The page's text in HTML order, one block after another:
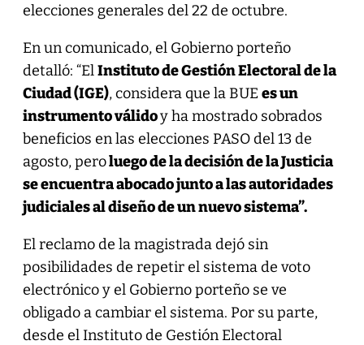
elecciones generales del 22 de octubre.
En un comunicado, el Gobierno porteño
detalló: “ElInstituto de Gestión Electoral de la
Ciudad (IGE), considera que la BUE es un
instrumento válidoy ha mostrado sobrados
beneficios en las elecciones PASO del 13 de
agosto, peroluego de la decisión de la Justicia
se encuentra abocado junto a las autoridades
judiciales al diseño de un nuevo sistema”.
El reclamo de la magistrada dejó sin
posibilidades de repetir el sistema de voto
electrónico y el Gobierno porteño se ve
obligado a cambiar el sistema. Por su parte,
desde el Instituto de Gestión Electoral